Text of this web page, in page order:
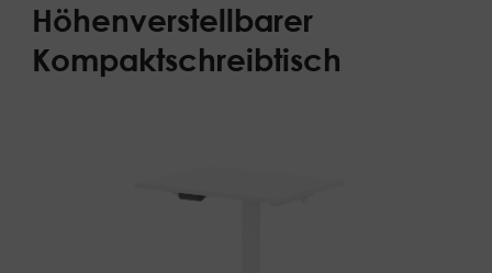
Höhenverstellbarer
Kompaktschreibtisch